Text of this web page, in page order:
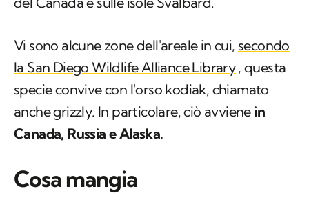
Vi sono alcune zone dell'areale in cui, secondo
la San Diego Wildlife Alliance Library, questa
specie convive con l'orso kodiak, chiamato
anche grizzly. In particolare, ciò avviene in
Canada, Russia e Alaska.
Cosa mangia